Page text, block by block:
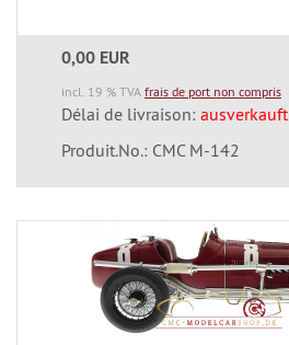
0,00 EUR
incl. 19 % TVA frais de port non compris
Délai de livraison: ausverkauft
Produit.No.: CMC M-142